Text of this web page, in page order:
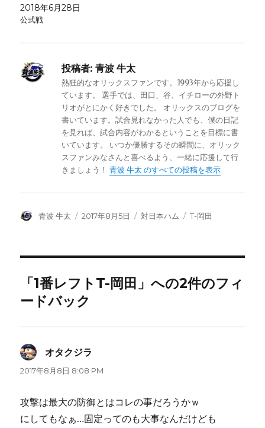
2018年6月28日
公式戦
投稿者: 青波 牛太
熱狂的なオリックスファンです。1993年から応援し
ています。 選手では、田口、谷、イチローの外野ト
リオがとにかく好きでした。 オリックスのブログを
書いています。試合見れなかった人でも、僕の日記
を見れば、試合内容がわかるということを目標に書
いています。 いつか優勝するその瞬間に、オリック
スファンみなさんと喜べるよう、一緒に応援して行
きましょう！青波 牛太 のすべての投稿を表示
投
青波 牛太
投
2017年8月5日
カ
対日本ハム
タ
T-岡田
「1番レフトT-岡田」への2件のフィ
ードバック
オタクジラ
り:
2017年8月8日 8:08 PM
攻撃は最大の防御とはコレの事だろうかｗ
にしてもなぁ…固定ってのも大事なんだけども